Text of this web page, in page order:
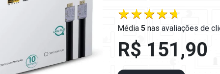
Média 5 nas avaliações de
R$ 151,90